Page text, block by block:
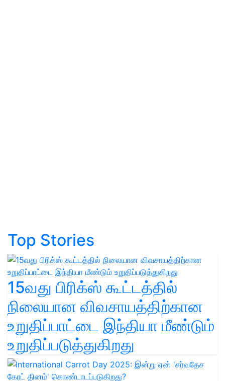
Top Stories
15வது பிரிக்ஸ் கூட்டத்தில்
நிலையான விவசாயத்திற்கான
உறுதிப்பாட்டை இந்தியா மீண்டும்
உறுதிப்படுத்துகிறது